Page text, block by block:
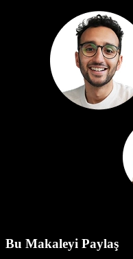
Bu Makaleyi Paylaş